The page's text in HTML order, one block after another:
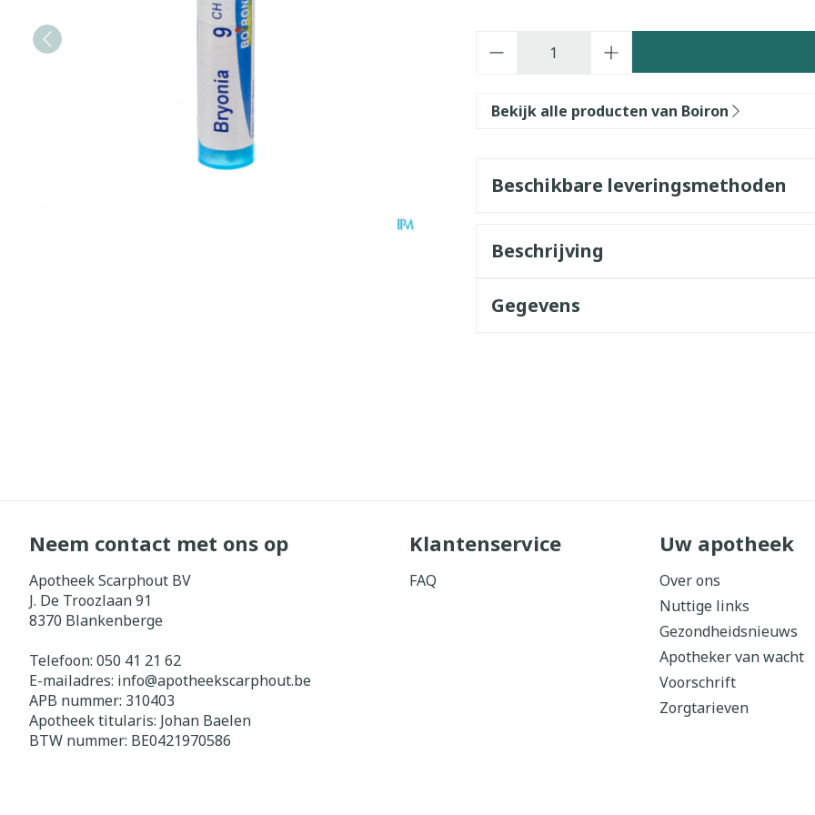
Bekijk alle producten van Boiron
Beschikbare leveringsmethoden
Beschrijving
Gegevens
Neem contact met ons op
Apotheek Scarphout BV
J. De Troozlaan 91
8370 Blankenberge
Telefoon: 050 41 21 62
E-mailadres: info@apotheekscarphout.be
APB nummer: 310403
Apotheek titularis: Johan Baelen
BTW nummer: BE0421970586
Klantenservice
FAQ
Uw apotheek
Over ons
Nuttige links
Gezondheidsnieuws
Apotheker van wacht
Voorschrift
Zorgtarieven